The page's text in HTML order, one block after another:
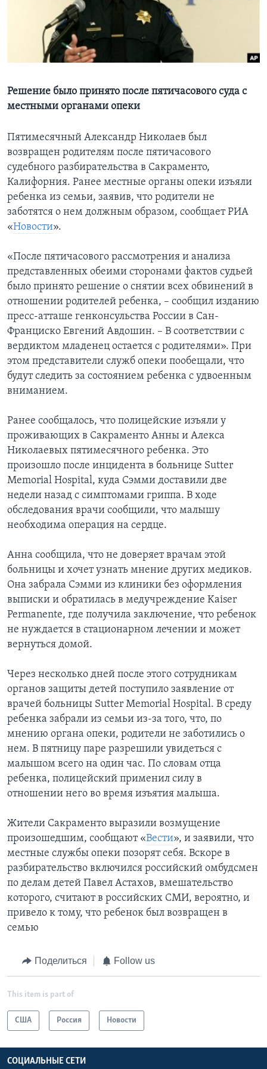
Learning English
СОЦИАЛЬНЫЕ СЕТИ
Языки
Решение было принято после пятичасового суда с
местными органами опеки
Пятимесячный Александр Николаев был
возвращен родителям после пятичасового
судебного разбирательства в Сакраменто,
Калифорния. Ранее местные органы опеки изъяли
ребенка из семьи, заявив, что родители не
заботятся о нем должным образом, сообщает РИА
«Новости».
«После пятичасового рассмотрения и анализа
представленных обеими сторонами фактов судьей
было принято решение о снятии всех обвинений в
отношении родителей ребенка, – сообщил изданию
пресс-атташе генконсульства России в Сан-
Франциско Евгений Авдошин. – В соответствии с
вердиктом младенец остается с родителями». При
этом представители служб опеки пообещали, что
будут следить за состоянием ребенка с удвоенным
вниманием.
Ранее сообщалось, что полицейские изъяли у
проживающих в Сакраменто Анны и Алекса
Николаевых пятимесячного ребенка. Это
произошло после инцидента в больнице Sutter
Memorial Hospital, куда Сэмми доставили две
недели назад с симптомами гриппа. В ходе
обследования врачи сообщили, что малышу
необходима операция на сердце.
Анна сообщила, что не доверяет врачам этой
больницы и хочет узнать мнение других медиков.
Она забрала Сэмми из клиники без оформления
выписки и обратилась в медучреждение Kaiser
Permanente, где получила заключение, что ребенок
не нуждается в стационарном лечении и может
вернуться домой.
Через несколько дней после этого сотрудникам
органов защиты детей поступило заявление от
врачей больницы Sutter Memorial Hospital. В среду
ребенка забрали из семьи из-за того, что, по
мнению органа опеки, родители не заботились о
нем. В пятницу паре разрешили увидеться с
малышом всего на один час. По словам отца
ребенка, полицейский применил силу в
отношении него во время изъятия малыша.
Жители Сакраменто выразили возмущение
произошедшим, сообщают «Вести», и заявили, что
местные службы опеки позорят себя. Вскоре в
разбирательство включился российский омбудсмен
по делам детей Павел Астахов, вмешательство
которого, считают в российских СМИ, вероятно, и
привело к тому, что ребенок был возвращен в
семью
Поделиться Follow us
This item is part of
США Россия Новости
СОЦИАЛЬНЫЕ СЕТИ